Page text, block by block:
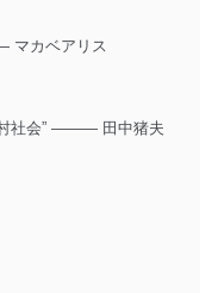
マカベアリス
村社会” ――― 田中猪夫